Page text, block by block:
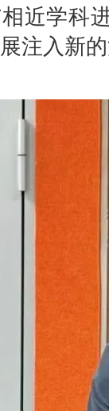
近学科
注入新